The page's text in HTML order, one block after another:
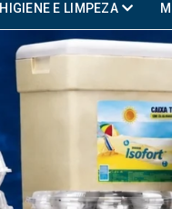
HIGIENE E LIMPEZA